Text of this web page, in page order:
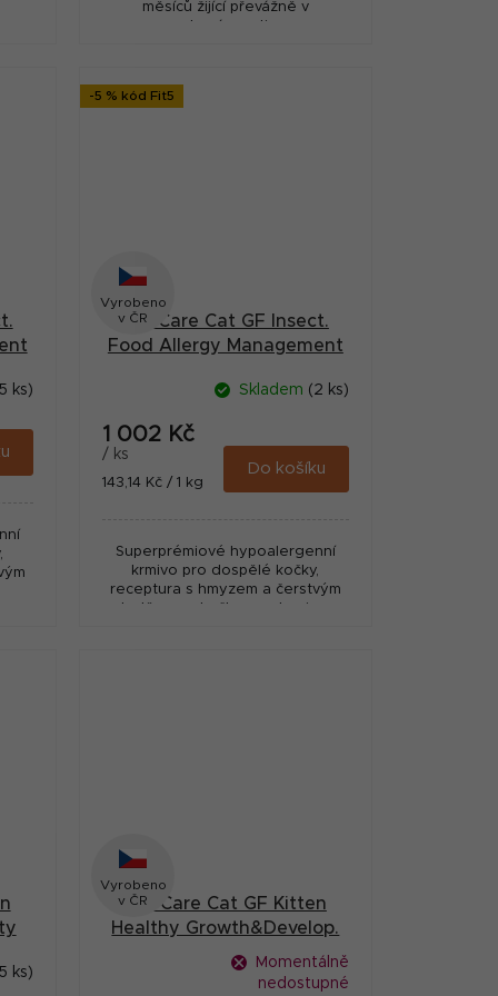
měsíců žijící převážně v
domácnosti
ks)
Vyrobeno
v ČR
-5 % kód Fit5
Brit Care Cat GF Insect.
Food Allergy Management
Skladem (2 ks)
1 002 Kč
/ ks
Měrná
143,14 Kč / 1 kg
Do košíku
Superprémiové hypoalergenní
krmivo pro dospělé kočky,
receptura s hmyzem a čerstvým
sleděm pro kočky s potravinou
ks)
Vyrobeno
v ČR
Brit Care Cat GF Kitten
Healthy Growth&Develop.
0,4kg
Momentálně
nedostupné